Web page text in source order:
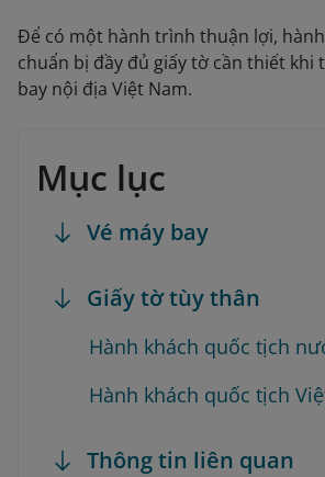
Để có một hành trình thuận lợi,
chuẩn bị đầy đủ giấy tờ cần thiết khi
bay nội địa Việt Nam.
Mục lục
Vé máy bay
Giấy tờ tùy thân
Hành khách quốc tịch
Hành khách quốc tịch
Thông tin liên quan